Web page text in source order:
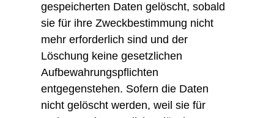
gespeicherten Daten gelöscht, sobald
sie für ihre Zweckbestimmung nicht
mehr erforderlich sind und der
Löschung keine gesetzlichen
Aufbewahrungspflichten
entgegenstehen. Sofern die Daten
nicht gelöscht werden, weil sie für